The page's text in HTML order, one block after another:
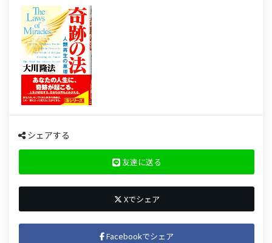
シェアする
友達に送る
Xでシェア
Facebookでシェア